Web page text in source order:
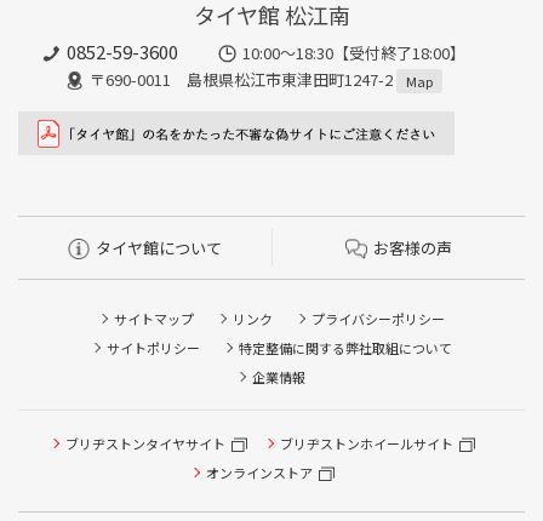
タイヤ館 松江南
0852-59-3600
10:00～18:30【受付終了18:00】
〒690-0011 島根県松江市東津田町1247-2
Map
タイヤ館について お客様の声
サイトマップ リンク
プライバシーポリシー
サイトポリシー
特定整備に関する弊社取組について
企業情報
ブリヂストンタイヤサイト
ブリヂストンホイールサイト
オンラインストア
タイヤ点検・安全点検/タイヤ履き替え/オイル交換/その他
ピット作業の予約